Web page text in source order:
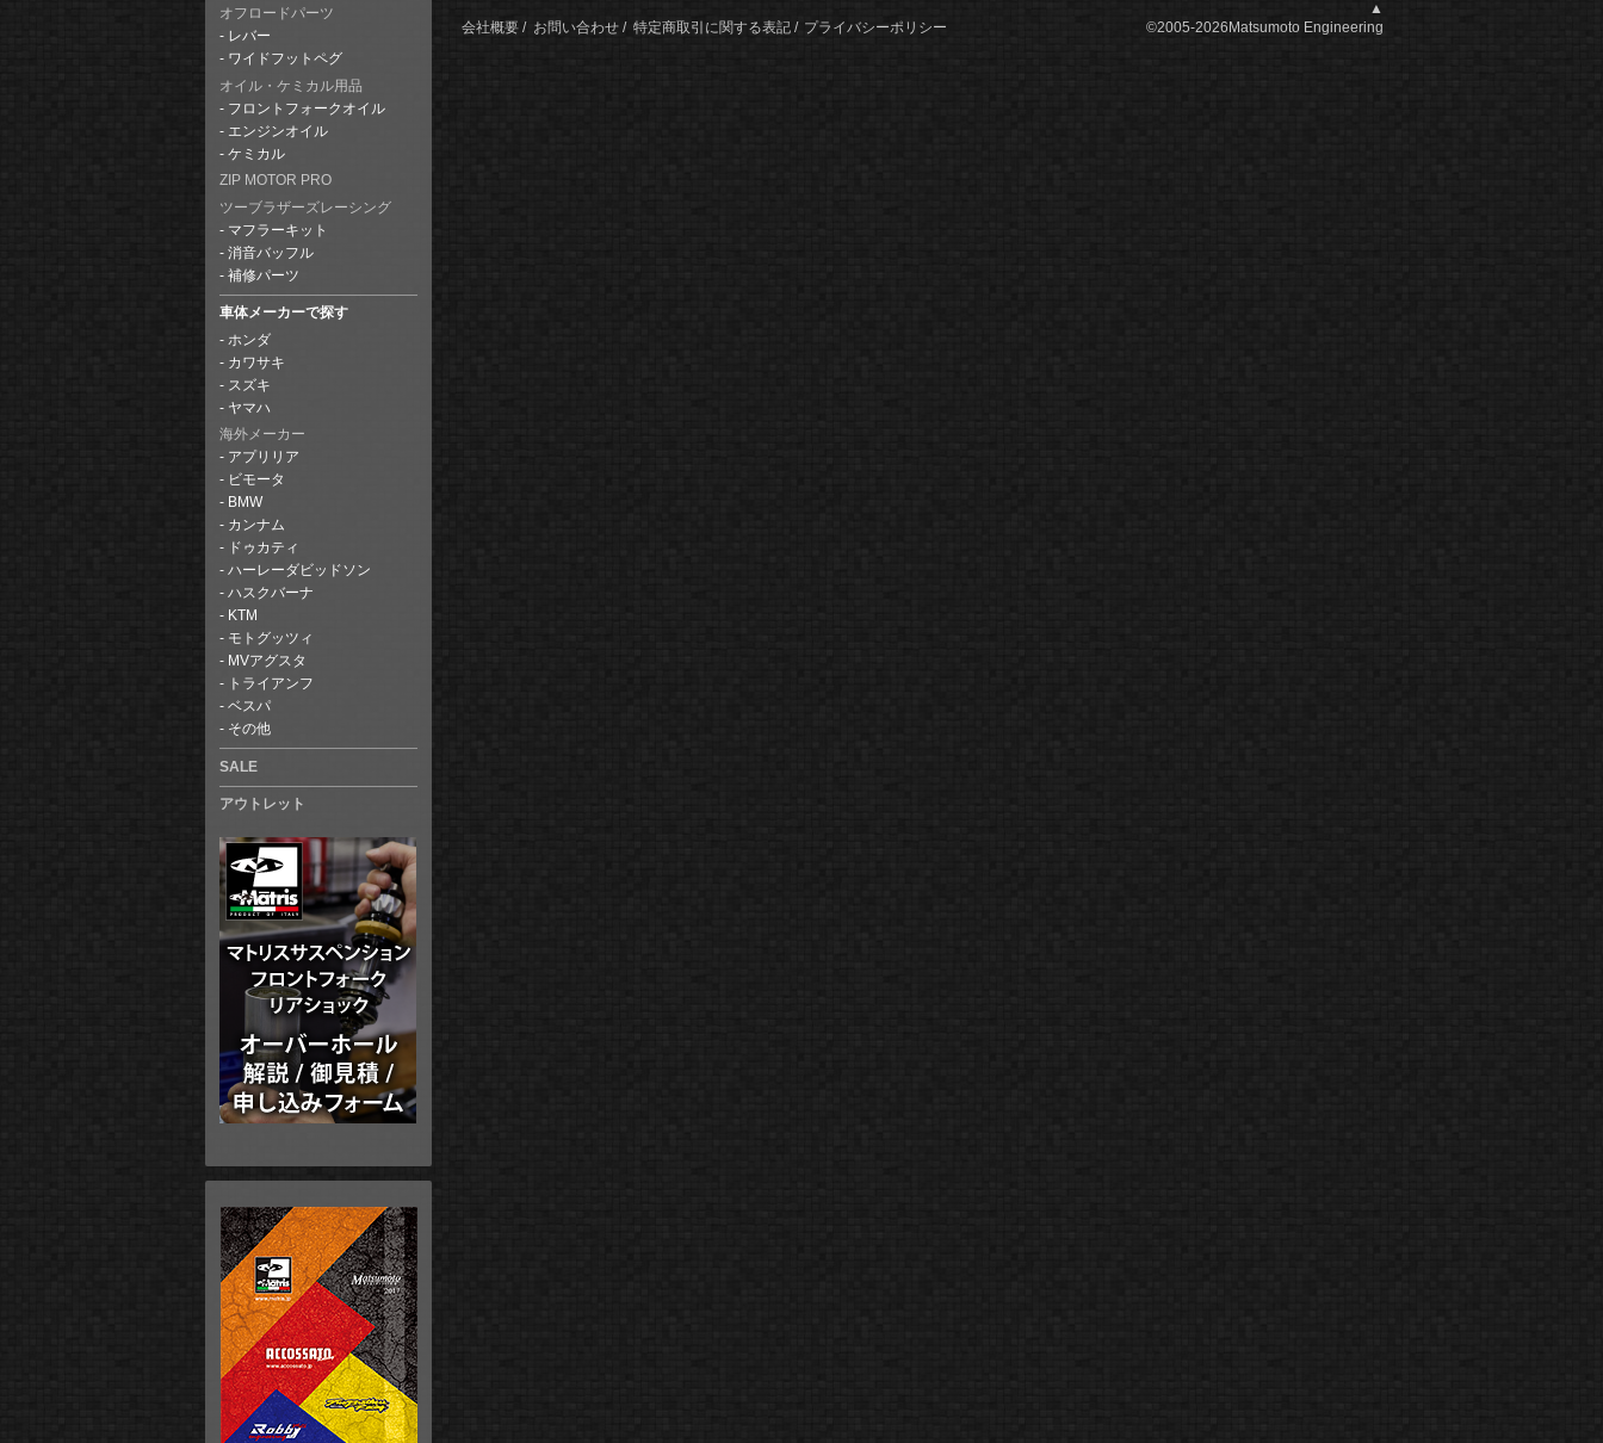
オフロードパーツ
レバー
ワイドフットペグ
オイル・ケミカル用品
フロントフォークオイル
エンジンオイル
ケミカル
ZIP MOTOR PRO
ツーブラザーズレーシング
マフラーキット
消音バッフル
補修パーツ
車体メーカーで探す
ホンダ
カワサキ
スズキ
ヤマハ
海外メーカー
アプリリア
ビモータ
BMW
カンナム
ドゥカティ
ハーレーダビッドソン
ハスクバーナ
KTM
モトグッツィ
MVアグスタ
トライアンフ
ベスパ
その他
SALE
アウトレット
会社概要 お問い合わせ 特定商取引に関する表記 プライバシーポリシー
▲
©2005-2026Matsumoto Engineering